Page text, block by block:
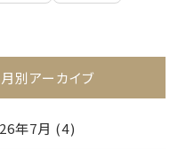
月別アーカイブ
年7月 (4)